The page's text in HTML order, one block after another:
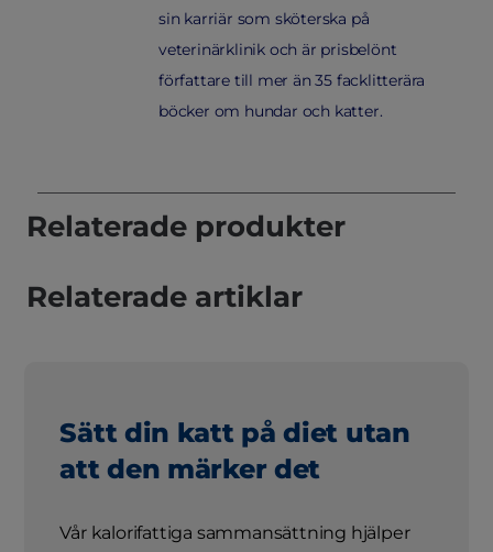
sin karriär som sköterska på
veterinärklinik och är prisbelönt
författare till mer än 35 facklitterära
böcker om hundar och katter.
Relaterade produkter
Relaterade artiklar
Sätt din katt på diet utan
att den märker det
Vår kalorifattiga sammansättning hjälper